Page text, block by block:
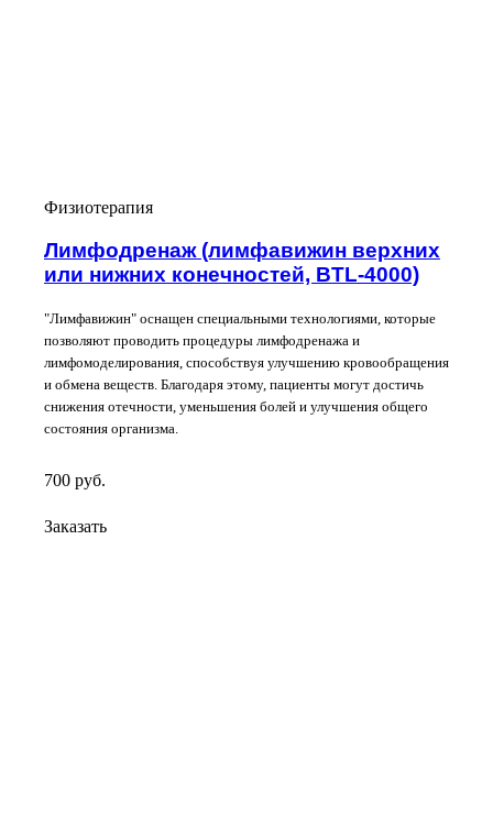
Физиотерапия
Лимфодренаж (лимфавижин верхних
или нижних конечностей, BTL-4000)
"Лимфавижин" оснащен специальными технологиями, которые
позволяют проводить процедуры лимфодренажа и
лимфомоделирования, способствуя улучшению кровообращения
и обмена веществ. Благодаря этому, пациенты могут достичь
снижения отечности, уменьшения болей и улучшения общего
состояния организма.
700 руб.
Заказать